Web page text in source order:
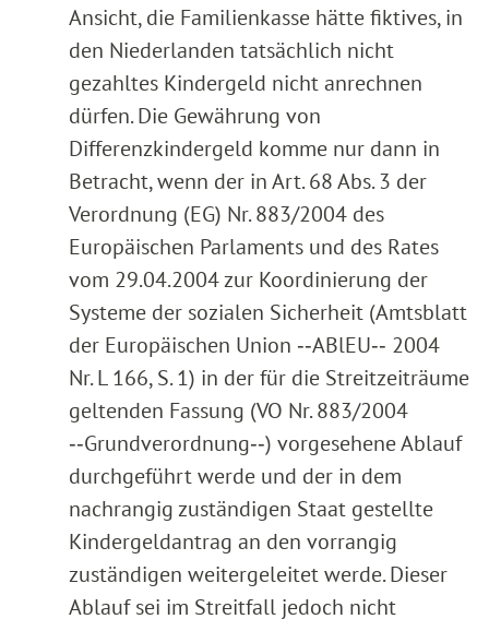
Ansicht, die Familienkasse hätte fiktives, in
den Niederlanden tatsächlich nicht
gezahltes Kindergeld nicht anrechnen
dürfen. Die Gewährung von
Differenzkindergeld komme nur dann in
Betracht, wenn der in Art. 68 Abs. 3 der
Verordnung (EG) Nr. 883/2004 des
Europäischen Parlaments und des Rates
vom 29.04.2004 zur Koordinierung der
Systeme der sozialen Sicherheit (Amtsblatt
der Europäischen Union ‑‑ABlEU‑‑ 2004
Nr. L 166, S. 1) in der für die Streitzeiträume
geltenden Fassung (VO Nr. 883/2004
‑‑Grundverordnung‑‑) vorgesehene Ablauf
durchgeführt werde und der in dem
nachrangig zuständigen Staat gestellte
Kindergeldantrag an den vorrangig
zuständigen weitergeleitet werde. Dieser
Ablauf sei im Streitfall jedoch nicht